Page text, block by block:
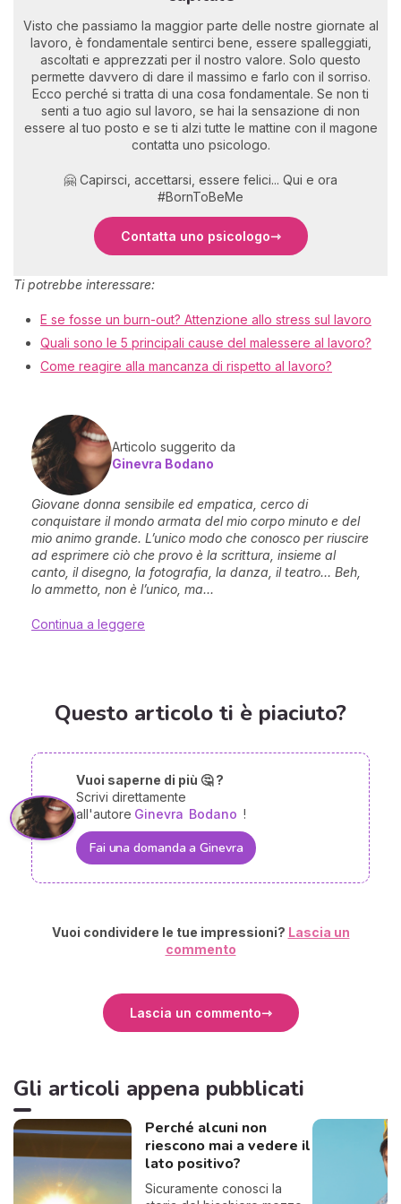
Visto che passiamo la maggior parte delle nostre giornate al
lavoro, è fondamentale sentirci bene, essere spalleggiati,
ascoltati e apprezzati per il nostro valore. Solo questo
permette davvero di dare il massimo e farlo con il sorriso.
Ecco perché si tratta di una cosa fondamentale. Se non ti
senti a tuo agio sul lavoro, se hai la sensazione di non
essere al tuo posto e se ti alzi tutte le mattine con il magone
contatta uno psicologo.
🤗 Capirsci, accettarsi, essere felici... Qui e ora
#BornToBeMe
Contatta uno psicologo
Ti potrebbe interessare:
E se fosse un burn-out? Attenzione allo stress sul lavoro
Quali sono le 5 principali cause del malessere al lavoro?
Come reagire alla mancanza di rispetto al lavoro?
Articolo suggerito da
Ginevra Bodano
Giovane donna sensibile ed empatica, cerco di
conquistare il mondo armata del mio corpo minuto e del
mio animo grande. L’unico modo che conosco per riuscire
ad esprimere ciò che provo è la scrittura, insieme al
canto, il disegno, la fotografia, la danza, il teatro… Beh,
lo ammetto, non è l’unico, ma...
Continua a leggere
Questo articolo ti è piaciuto?
Vuoi saperne di più 🤔 ?
Scrivi direttamente
all'autore Ginevra Bodano !
Fai una domanda a Ginevra
Vuoi condividere le tue impressioni? Lascia un
commento
Lascia un commento
Gli articoli appena pubblicati
Perché alcuni non
riescono mai a vedere il
lato positivo?
Sicuramente conosci la